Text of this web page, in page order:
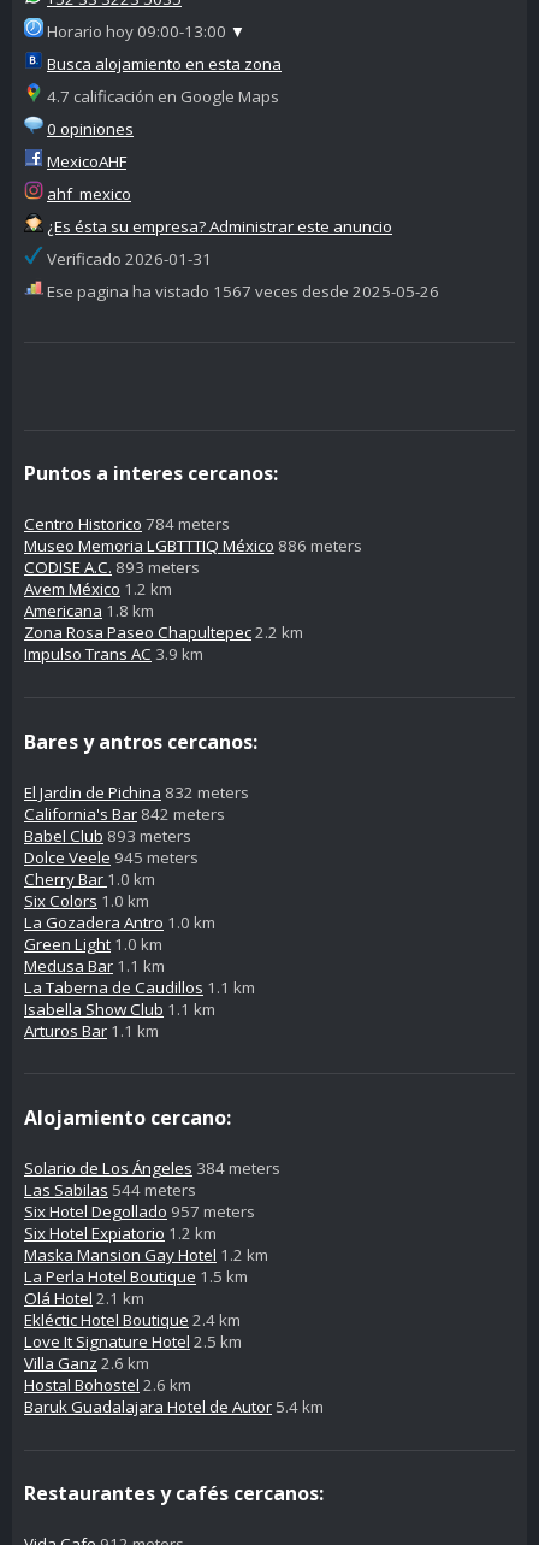
Horario hoy 09:00-13:00 ▼
Busca alojamiento en esta zona
4.7 calificación en Google Maps
0 opiniones
MexicoAHF
ahf_mexico
¿Es ésta su empresa? Administrar este anuncio
Verificado 2026-01-31
Ese pagina ha vistado 1567 veces desde 2025-05-26
Puntos a interes cercanos:
Centro Historico 784 meters
Museo Memoria LGBTTTIQ México 886 meters
CODISE A.C. 893 meters
Avem México 1.2 km
Americana 1.8 km
Zona Rosa Paseo Chapultepec2.2 km
Impulso Trans AC 3.9 km
Bares y antros cercanos:
El Jardin de Pichina 832 meters
California's Bar 842 meters
Babel Club 893 meters
Dolce Veele 945 meters
Cherry Bar 1.0 km
Six Colors 1.0 km
La Gozadera Antro 1.0 km
Green Light 1.0 km
Medusa Bar 1.1 km
La Taberna de Caudillos 1.1 km
Isabella Show Club 1.1 km
Arturos Bar 1.1 km
Alojamiento cercano:
Solario de Los Ángeles 384 meters
Las Sabilas 544 meters
Six Hotel Degollado 957 meters
Six Hotel Expiatorio 1.2 km
Maska Mansion Gay Hotel 1.2 km
La Perla Hotel Boutique 1.5 km
Olá Hotel 2.1 km
Ekléctic Hotel Boutique 2.4 km
Love It Signature Hotel 2.5 km
Villa Ganz 2.6 km
Hostal Bohostel 2.6 km
Baruk Guadalajara Hotel de Autor 5.4 km
Restaurantes y cafés cercanos: